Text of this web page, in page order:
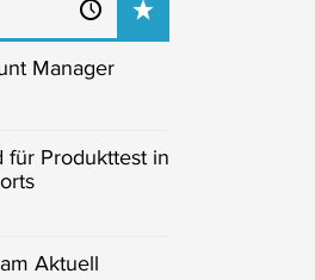
Manager
für Produkttest in
Aktuell